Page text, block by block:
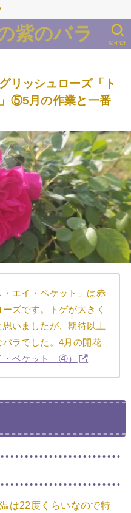
紫のバラ SEARCH
リッシュローズ「ト
⑤5月の作業と一番
エイ・ベケット」は赤
ズです。トゲが大きく
いましたが、期待以上
ラでした。4月の開花
ベケット」④）
は22度くらいなので特